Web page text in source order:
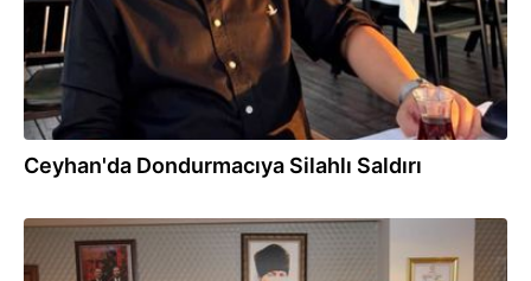
Ceyhan'da Dondurmacıya Silahlı Saldırı
24.07.2026